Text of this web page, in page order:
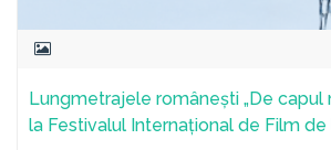
Lungmetrajele românești „De capul
la Festivalul Internațional de Film de